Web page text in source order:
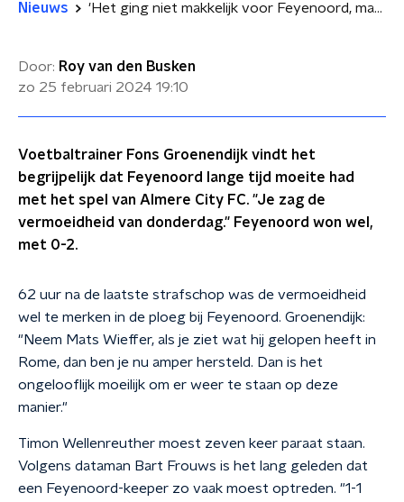
Nieuws 'Het ging niet makkelijk voor Feyenoord, maar dat is begrijpelijk'
Door: Roy van den Busken
zo 25 februari 2024 19:10
Voetbaltrainer Fons Groenendijk vindt het
begrijpelijk dat Feyenoord lange tijd moeite had
met het spel van Almere City FC. "Je zag de
vermoeidheid van donderdag." Feyenoord won wel,
met 0-2.
62 uur na de laatste strafschop was de vermoeidheid
wel te merken in de ploeg bij Feyenoord. Groenendijk:
"Neem Mats Wieffer, als je ziet wat hij gelopen heeft in
Rome, dan ben je nu amper hersteld. Dan is het
ongelooflijk moeilijk om er weer te staan op deze
manier."
Timon Wellenreuther moest zeven keer paraat staan.
Volgens dataman Bart Frouws is het lang geleden dat
een Feyenoord-keeper zo vaak moest optreden. "1-1